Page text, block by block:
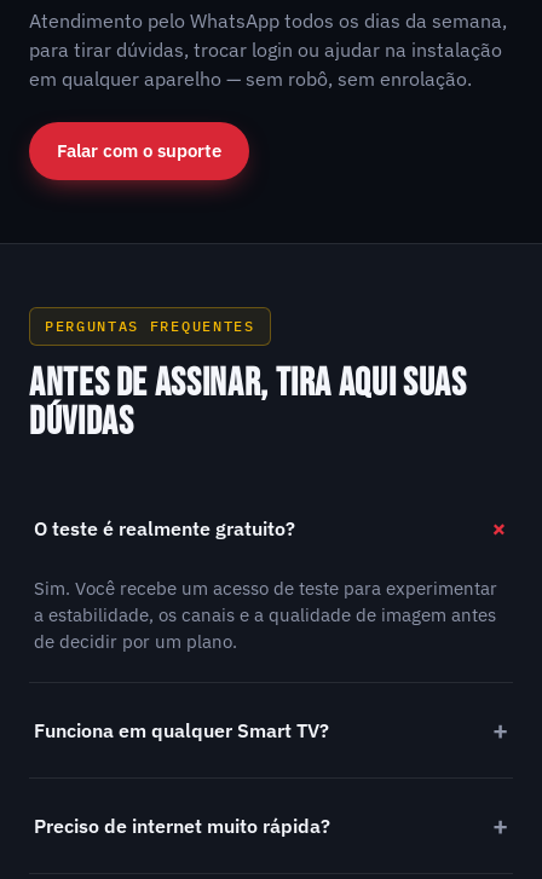
Atendimento pelo WhatsApp todos os dias da semana,
para tirar dúvidas, trocar login ou ajudar na instalação
em qualquer aparelho — sem robô, sem enrolação.
Falar com o suporte
PERGUNTAS FREQUENTES
ANTES DE ASSINAR, TIRA AQUI SUAS
DÚVIDAS
O teste é realmente gratuito?
Sim. Você recebe um acesso de teste para experimentar
a estabilidade, os canais e a qualidade de imagem antes
de decidir por um plano.
Funciona em qualquer Smart TV?
Preciso de internet muito rápida?